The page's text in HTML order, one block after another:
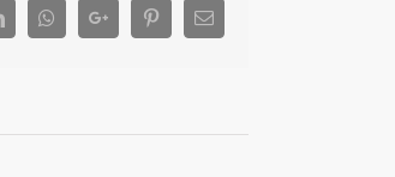
LinkedInWhatsappGoogle+ PinterestEmail